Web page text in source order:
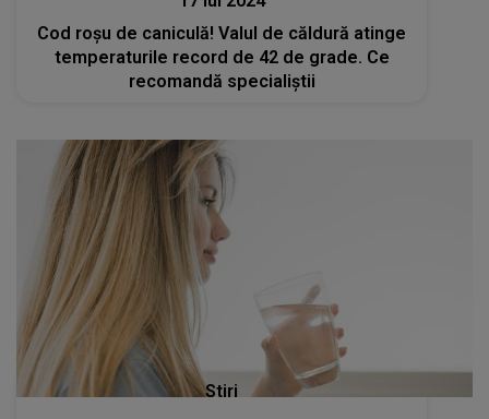
Cod roșu de caniculă! Valul de căldură atinge
temperaturile record de 42 de grade. Ce
recomandă specialiștii
Stiri